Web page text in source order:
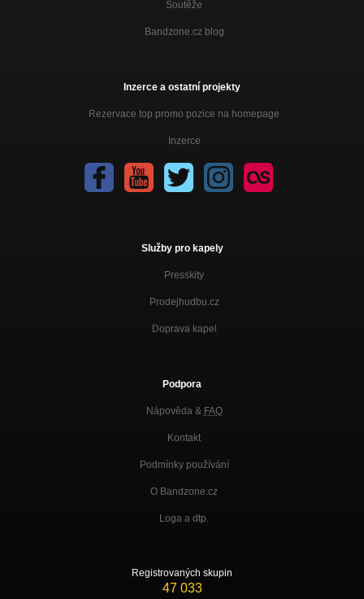
Soutěže
Bandzone.cz blog
Inzerce a ostatní projekty
Rezervace top promo pozice na homepage
Inzerce
Služby pro kapely
Presskity
Prodejhudbu.cz
Doprava kapel
Podpora
Nápověda & FAQ
Kontakt
Podmínky používání
O Bandzone.cz
Loga a dtp.
Registrovaných skupin
47 033